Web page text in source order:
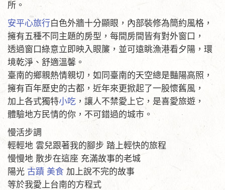
所。
安平心旅行白色外牆十分顯眼，內部裝修為簡約風格，
擁有五種不同主題的房型，每間房間皆有對外窗口，
透過窗口綠意立即映入眼簾，並可遠眺漁港看夕陽，環
境乾淨、舒適溫馨。
臺南的鄉親熱情親切，如同臺南的天空總是豔陽高照，
擁有百年歷史的古都，近年來更掀起了一股懷舊風，
加上各式獨特小吃 ，讓人不禁愛上它，是喜愛旅遊，
體驗地方民情的你，不可錯過的城市。
慢活步調
輕輕地 雲兒跟著我的腳步 踏上輕快的旅程
慢慢地 散步在這座 充滿故事的老城
陽光 古蹟 美食 加上說不完的故事
等於我愛上台南的方程式